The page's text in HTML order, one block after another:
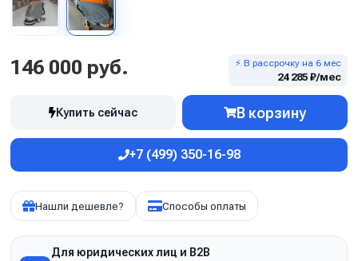
146 000 руб. ⚡ В рассрочку на 6 мес
24 285 ₽/мес
Купить сейчас В корзину
+7 (499) 350-16-98
Нашли дешевле? Способы оплаты
Для юридических лиц и B2B